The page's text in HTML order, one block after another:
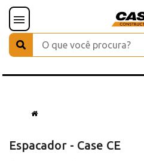
Espacador - Case CE